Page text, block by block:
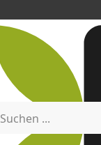
Menü
Suchen ...